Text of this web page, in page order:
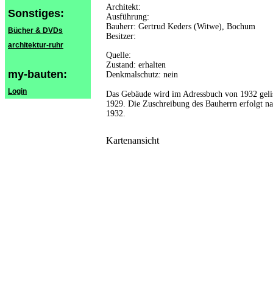
Sonstiges:
Bücher & DVDs
architektur-ruhr
my-bauten:
Login
Architekt:
Ausführung:
Bauherr: Gertrud Keders (Witwe), Bochum
Besitzer:
Quelle:
Zustand: erhalten
Denkmalschutz: nein
Das Gebäude wird im Adressbuch von 1932
1929. Die Zuschreibung des Bauherrn erfolgt
1932.
Kartenansicht